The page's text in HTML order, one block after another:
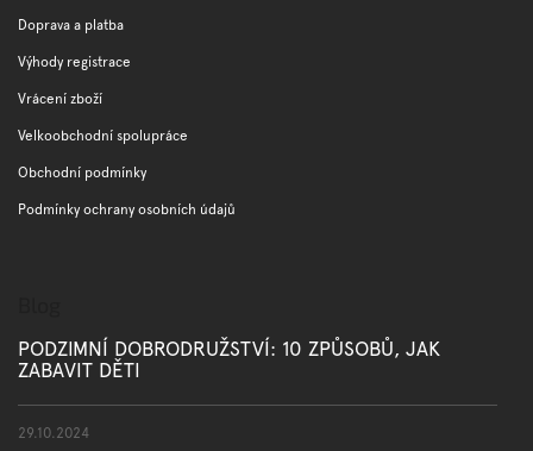
Doprava a platba
Výhody registrace
Vrácení zboží
Velkoobchodní spolupráce
Obchodní podmínky
Podmínky ochrany osobních údajů
PODZIMNÍ DOBRODRUŽSTVÍ: 10 ZPŮSOBŮ, JAK
ZABAVIT DĚTI
29.10.2024